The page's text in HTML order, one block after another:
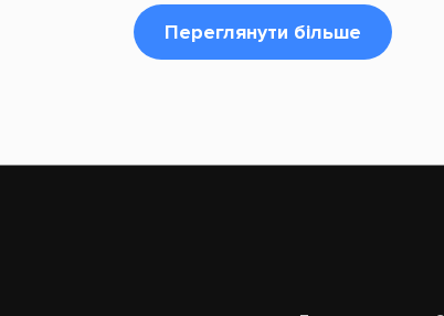
Переглянути більше